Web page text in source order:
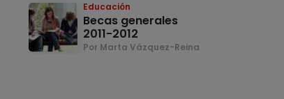
Educación
Becas generales
2011-2012
Por Marta Vázquez-Reina